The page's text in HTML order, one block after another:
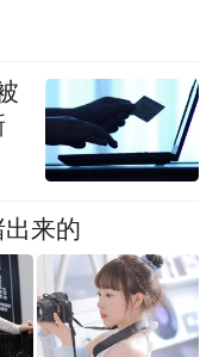
分别是老年医学
智能建造、数字
心”
高考志愿填报现
和家长参加。上
来的